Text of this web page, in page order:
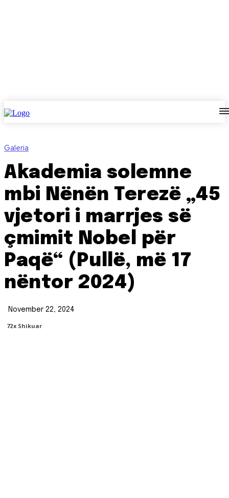
Galeria
Akademia solemne
mbi Nënën Terezë „45
vjetori i marrjes së
çmimit Nobel për
Paqë“ (Pullë, më 17
nëntor 2024)
November 22, 2024
72X Shikuar